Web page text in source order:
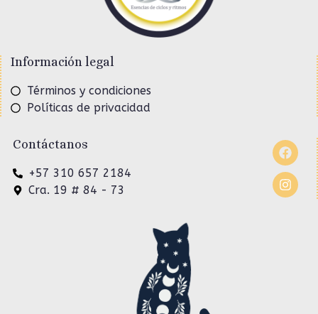
Información legal
Términos y condiciones
Políticas de privacidad
Contáctanos
+57 310 657 2184
Cra. 19 # 84 - 73